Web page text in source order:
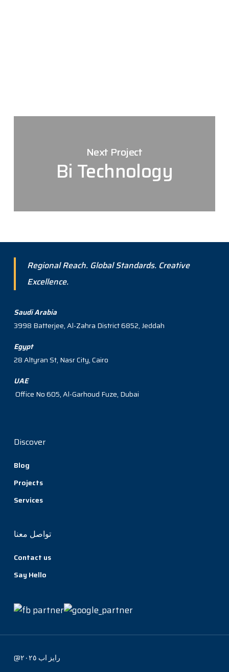
Next Project
Bi Technology
Regional Reach. Global Standards. Creative
Excellence.
Saudi Arabia
3998 Batterjee, Al-Zahra District 6852, Jeddah
Egypt
28 Altyran St, Nasr City, Cairo
UAE
Office No 605, Al-Garhoud Fuze, Dubai
Discover
Blog
Projects
Services
تواصل معنا
Contact us
Say Hello
@رايز اب ٢٠٢٥